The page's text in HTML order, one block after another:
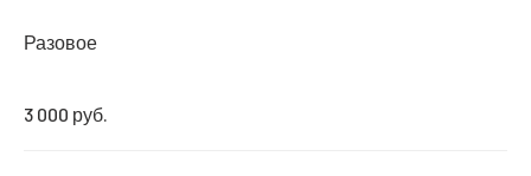
Разовое
3 000 руб.